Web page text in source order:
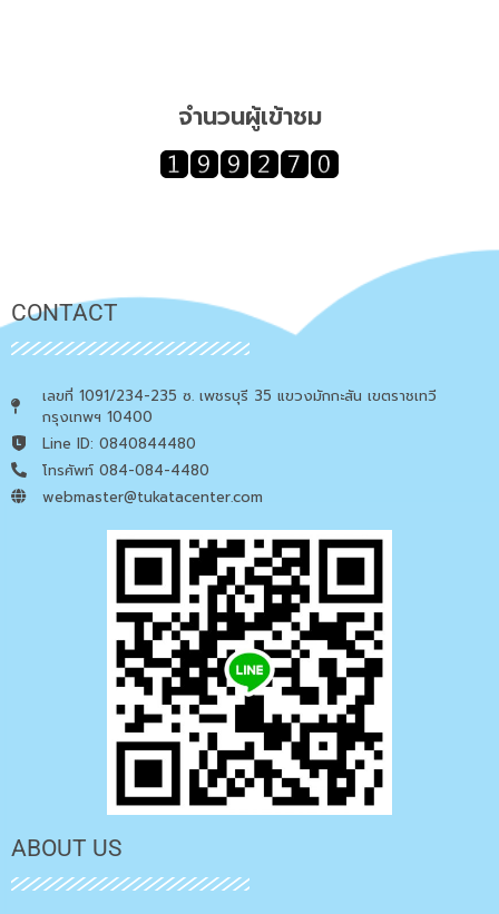
จำนวนผู้เข้าชม
CONTACT
เลขที่ 1091/234-235 ซ. เพชรบุรี 35 แขวงมักกะสัน เขตราชเทวี
กรุงเทพฯ 10400
Line ID: 0840844480
โทรศัพท์ 084-084-4480
webmaster@tukatacenter.com
ABOUT US